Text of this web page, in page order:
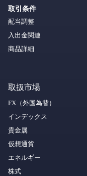
取引条件
配当調整
入出金関連
商品詳細
取扱市場
FX（外国為替）
インデックス
貴金属
仮想通貨
エネルギー
株式